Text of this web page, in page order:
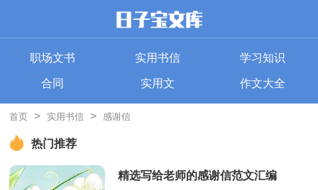
职场文书 实用书信 学习知识
合同 实用文 作文大全
首页 > 实用书信 > 感谢信
热门推荐
精选写给老师的感谢信范文汇编